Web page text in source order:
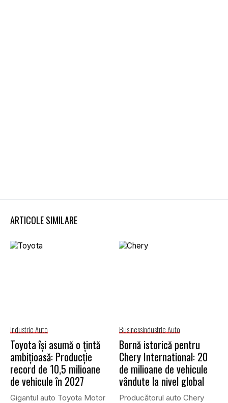
ARTICOLE SIMILARE
Industrie Auto
Toyota își asumă o țintă
ambițioasă: Producție
record de 10,5 milioane
de vehicule în 2027
Gigantul auto Toyota Motor
BusinessIndustrie Auto
Bornă istorică pentru
Chery International: 20
de milioane de vehicule
vândute la nivel global
Producătorul auto Chery